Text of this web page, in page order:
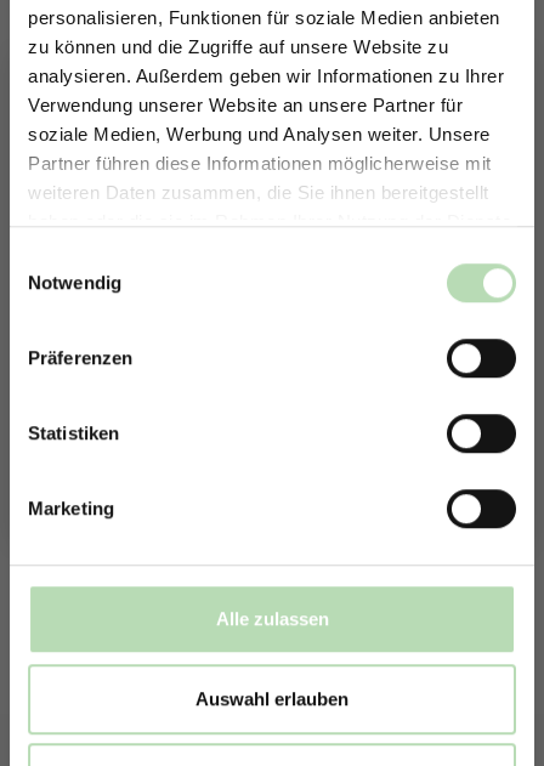
personalisieren, Funktionen für soziale Medien anbieten
zu können und die Zugriffe auf unsere Website zu
analysieren. Außerdem geben wir Informationen zu Ihrer
Verwendung unserer Website an unsere Partner für
soziale Medien, Werbung und Analysen weiter. Unsere
Partner führen diese Informationen möglicherweise mit
weiteren Daten zusammen, die Sie ihnen bereitgestellt
haben oder die sie im Rahmen Ihrer Nutzung der Dienste
Notwendig
Präferenzen
Statistiken
Marketing
Alle zulassen
Auswahl erlauben
467149454
ERHALTE 5% RABATT AUF
DEINE RÜCKWÄNDE